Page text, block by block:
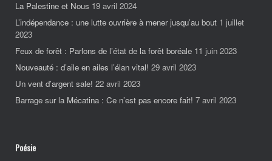
La Palestine et Nous 19 avril 2024
L’indépendance : une lutte ouvrière à mener jusqu’au bout 1 juillet
2023
Feux de forêt : Parlons de l’état de la forêt boréale 11 juin 2023
Nouveauté : d’aile en ailes l’élan vital! 29 avril 2023
Un vent d’argent sale! 22 avril 2023
Barrage sur la Mécatina : Ce n’est pas encore fait! 7 avril 2023
Poésie